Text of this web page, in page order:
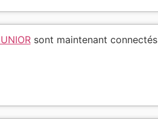
sont maintenant connectés